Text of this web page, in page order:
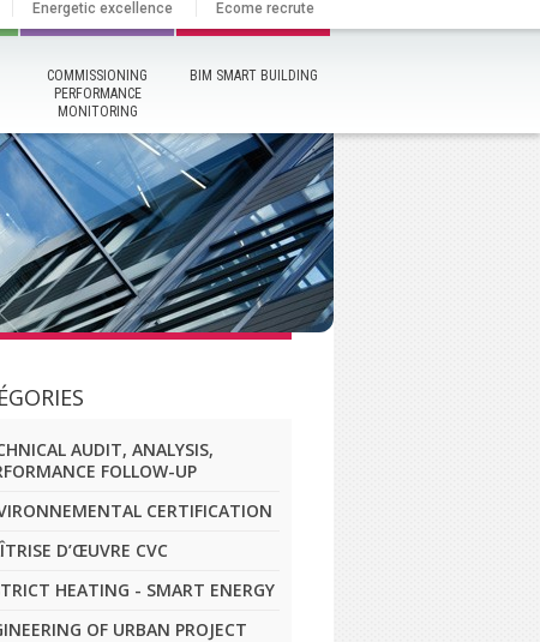
Energetic excellence Ecome recrute
COMMISSIONING
PERFORMANCE
MONITORING
BIM SMART BUILDING
AUDIT, ANALYSIS,
FOLLOW-UP
CERTIFICATION
D’ŒUVRE CVC
HEATING - SMART ENERGY
OF URBAN PROJECT